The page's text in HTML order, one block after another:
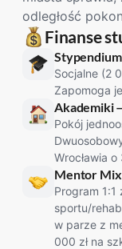
odległość
Finanse
Stypendium
Socjalne (2
Zapomoga
Akademiki
Pokój
Wrocławia o
Mentor
Program 1:1
sportu/
w parze z
000 zł na